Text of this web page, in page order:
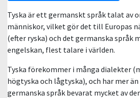
Tyska är ett germanskt språk talat av
människor, vilket gör det till Europas
(efter ryska) och det germanska språk
engelskan, flest talare i världen.
Tyska förekommer i många dialekter
högtyska och lågtyska), och har mer
germanska språk bevarat mycket av